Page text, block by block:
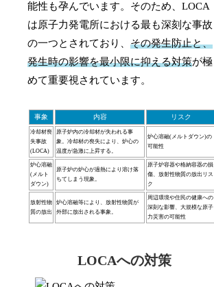
能性も孕んでいます。そのため、LOCA
は原子力発電所における最も深刻な事故
の一つとされており、その発生防止と、
発生時の影響を最小限に抑える対策が極
めて重要視されています。
事象 内容 リスク
冷却材喪
失事故
(LOCA)
原子炉内の冷却材が失われる事
象。冷却材の喪失により、炉心の
温度が急激に上昇する。
炉心溶融(メルトダウン)の
可能性
炉心溶融
(メルト
ダウン)
原子炉の炉心が過熱により溶け落
ちてしまう現象。
原子炉容器や格納容器の損
傷、放射性物質の放出リス
ク
放射性物
質の放出
炉心溶融等により、放射性物質が
外部に放出される事象。
周辺環境や住民の健康への
深刻な影響、大規模な原子
力災害の可能性
LOCAへの対策